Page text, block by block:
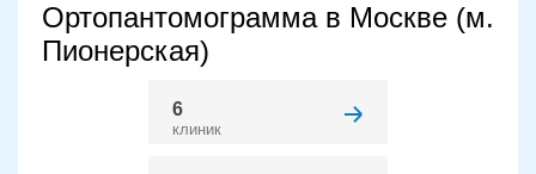
Ортопантомограмма в Москве (м.
Пионерская)
6
клиник